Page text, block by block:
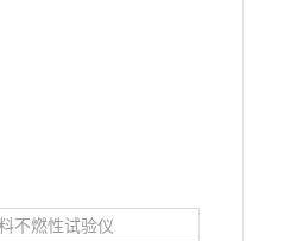
不燃性试验仪